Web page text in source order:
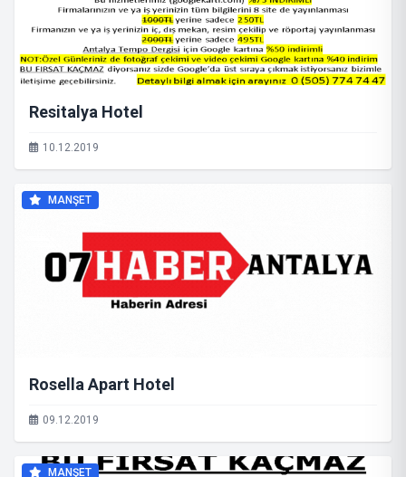
Resitalya Hotel
10.12.2019
MANŞET
Rosella Apart Hotel
09.12.2019
MANŞET